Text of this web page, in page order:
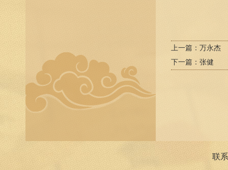
上一篇： 万永杰
下一篇： 张健
联